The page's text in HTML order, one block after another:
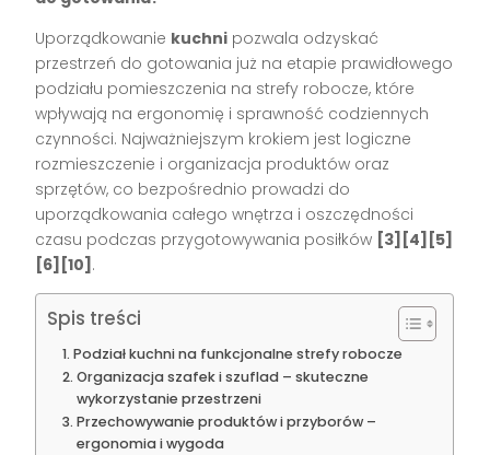
Uporządkowanie kuchni pozwala odzyskać
przestrzeń do gotowania już na etapie prawidłowego
podziału pomieszczenia na strefy robocze, które
wpływają na ergonomię i sprawność codziennych
czynności. Najważniejszym krokiem jest logiczne
rozmieszczenie i organizacja produktów oraz
sprzętów, co bezpośrednio prowadzi do
uporządkowania całego wnętrza i oszczędności
czasu podczas przygotowywania posiłków [3][4][5]
[6][10] .
Spis treści
Podział kuchni na funkcjonalne strefy robocze
Organizacja szafek i szuflad – skuteczne
wykorzystanie przestrzeni
Przechowywanie produktów i przyborów –
ergonomia i wygoda